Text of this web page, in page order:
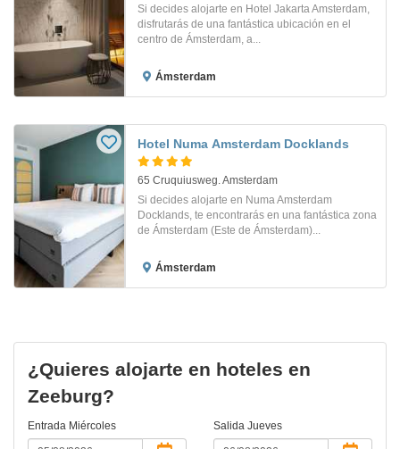
Si decides alojarte en Hotel Jakarta Amsterdam,
disfrutarás de una fantástica ubicación en el
centro de Ámsterdam, a...
Ámsterdam
Hotel Numa Amsterdam Docklands
65 Cruquiusweg. Amsterdam
Si decides alojarte en Numa Amsterdam
Docklands, te encontrarás en una fantástica zona
de Ámsterdam (Este de Ámsterdam)...
Ámsterdam
¿Quieres alojarte en hoteles en
Zeeburg?
Entrada Miércoles Salida Jueves